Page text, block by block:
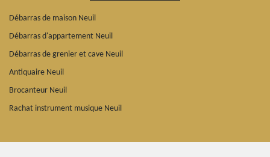
Débarras de maison Neuil
Débarras d'appartement Neuil
Débarras de grenier et cave Neuil
Antiquaire Neuil
Brocanteur Neuil
Rachat instrument musique Neuil